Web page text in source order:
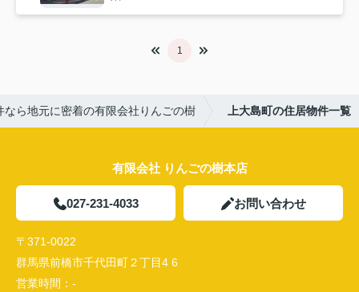
1
なら地元に密着の有限会社りんごの樹 上大島町の住居物件一覧
有限会社 りんごの樹本店
027-231-4033 お問い合わせ
〒371-0022
群馬県前橋市千代田町２丁目4 6
営業時間： -